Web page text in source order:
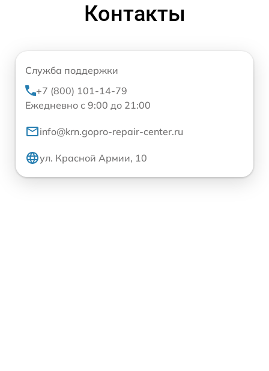
Контакты
Служба поддержки
+7 (800) 101-14-79
Ежедневно с 9:00 до 21:00
info@krn.gopro-repair-center.ru
ул. Красной Армии, 10